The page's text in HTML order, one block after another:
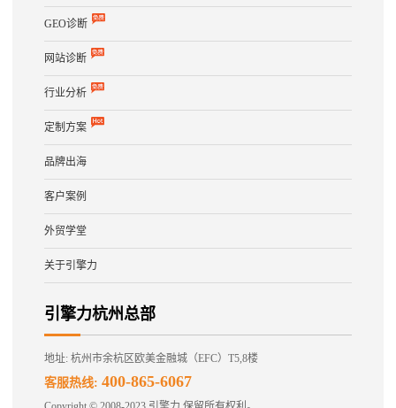
GEO诊断
网站诊断
行业分析
定制方案
品牌出海
客户案例
外贸学堂
关于引擎力
引擎力杭州总部
地址: 杭州市余杭区欧美金融城（EFC）T5,8楼
客服热线: 400-865-6067